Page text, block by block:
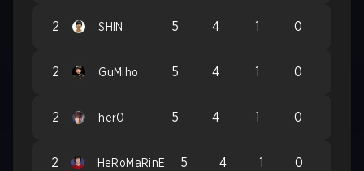
2 SHIN 5 4 1 0
2 GuMiho 5 4 1 0
2 herO 5 4 1 0
2 HeRoMaRinE 5 4 1 0